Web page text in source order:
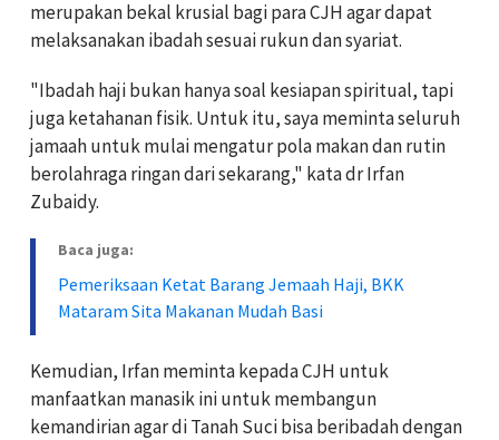
merupakan bekal krusial bagi para CJH agar dapat
melaksanakan ibadah sesuai rukun dan syariat.
"Ibadah haji bukan hanya soal kesiapan spiritual, tapi
juga ketahanan fisik. Untuk itu, saya meminta seluruh
jamaah untuk mulai mengatur pola makan dan rutin
berolahraga ringan dari sekarang," kata dr Irfan
Zubaidy.
Baca juga:
Pemeriksaan Ketat Barang Jemaah Haji, BKK
Mataram Sita Makanan Mudah Basi
Kemudian, Irfan meminta kepada CJH untuk
manfaatkan manasik ini untuk membangun
kemandirian agar di Tanah Suci bisa beribadah dengan